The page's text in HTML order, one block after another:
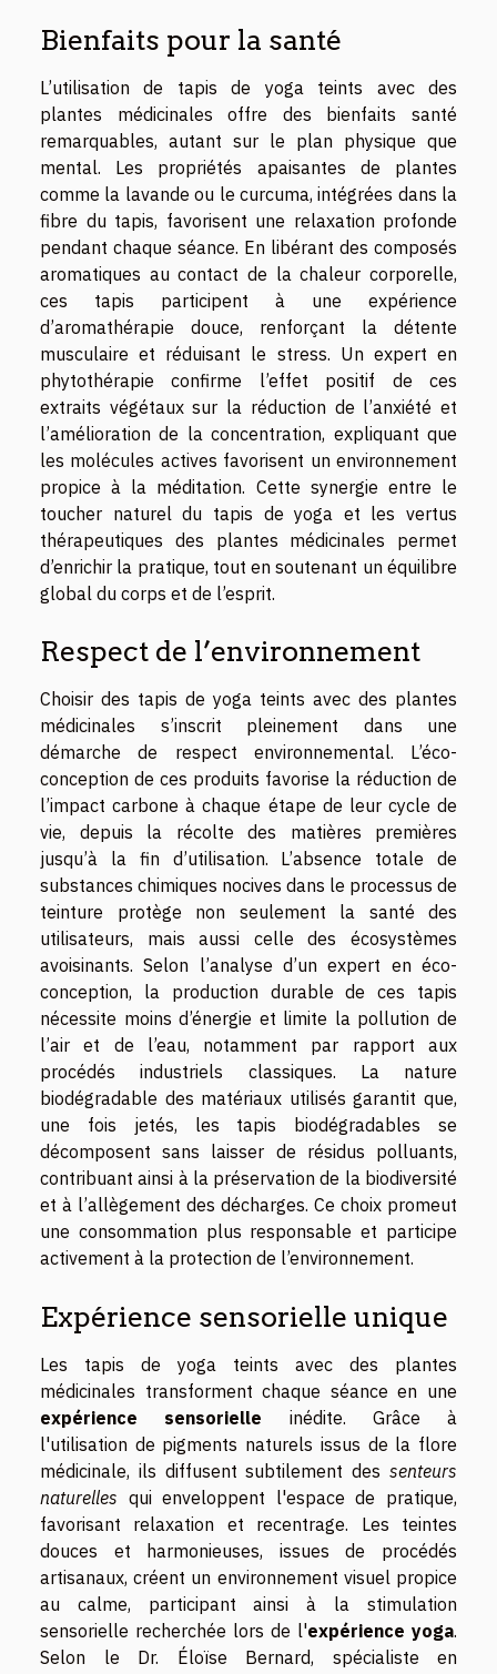
Bienfaits pour la santé
L’utilisation de tapis de yoga teints avec des
plantes médicinales offre des bienfaits santé
remarquables, autant sur le plan physique que
mental. Les propriétés apaisantes de plantes
comme la lavande ou le curcuma, intégrées dans la
fibre du tapis, favorisent une relaxation profonde
pendant chaque séance. En libérant des composés
aromatiques au contact de la chaleur corporelle,
ces tapis participent à une expérience
d’aromathérapie douce, renforçant la détente
musculaire et réduisant le stress. Un expert en
phytothérapie confirme l’effet positif de ces
extraits végétaux sur la réduction de l’anxiété et
l’amélioration de la concentration, expliquant que
les molécules actives favorisent un environnement
propice à la méditation. Cette synergie entre le
toucher naturel du tapis de yoga et les vertus
thérapeutiques des plantes médicinales permet
d’enrichir la pratique, tout en soutenant un équilibre
global du corps et de l’esprit.
Respect de l’environnement
Choisir des tapis de yoga teints avec des plantes
médicinales s’inscrit pleinement dans une
démarche de respect environnemental. L’éco-
conception de ces produits favorise la réduction de
l’impact carbone à chaque étape de leur cycle de
vie, depuis la récolte des matières premières
jusqu’à la fin d’utilisation. L’absence totale de
substances chimiques nocives dans le processus de
teinture protège non seulement la santé des
utilisateurs, mais aussi celle des écosystèmes
avoisinants. Selon l’analyse d’un expert en éco-
conception, la production durable de ces tapis
nécessite moins d’énergie et limite la pollution de
l’air et de l’eau, notamment par rapport aux
procédés industriels classiques. La nature
biodégradable des matériaux utilisés garantit que,
une fois jetés, les tapis biodégradables se
décomposent sans laisser de résidus polluants,
contribuant ainsi à la préservation de la biodiversité
et à l’allègement des décharges. Ce choix promeut
une consommation plus responsable et participe
activement à la protection de l’environnement.
Expérience sensorielle unique
Les tapis de yoga teints avec des plantes
médicinales transforment chaque séance en une
expérience sensorielle inédite. Grâce à
l'utilisation de pigments naturels issus de la flore
médicinale, ils diffusent subtilement des senteurs
naturelles qui enveloppent l'espace de pratique,
favorisant relaxation et recentrage. Les teintes
douces et harmonieuses, issues de procédés
artisanaux, créent un environnement visuel propice
au calme, participant ainsi à la stimulation
sensorielle recherchée lors de l'expérience yoga.
Selon le Dr. Éloïse Bernard, spécialiste en